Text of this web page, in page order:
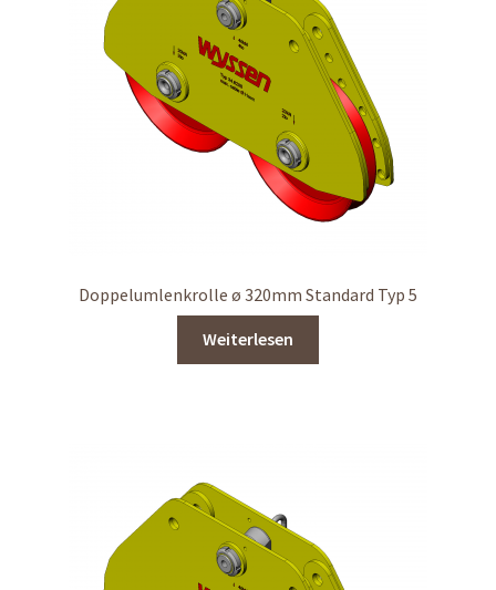
Doppelumlenkrolle ø 320mm Standard Typ 5
Weiterlesen